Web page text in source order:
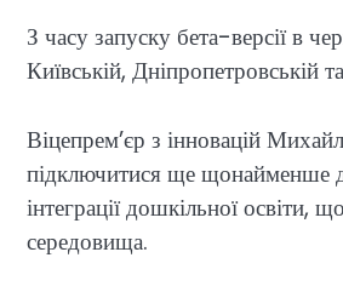
З часу запуску бета-версії в
Київській, Дніпропетровській
Віцепрем’єр з інновацій
підключитися ще щонайменше
інтеграції дошкільної
середовища.